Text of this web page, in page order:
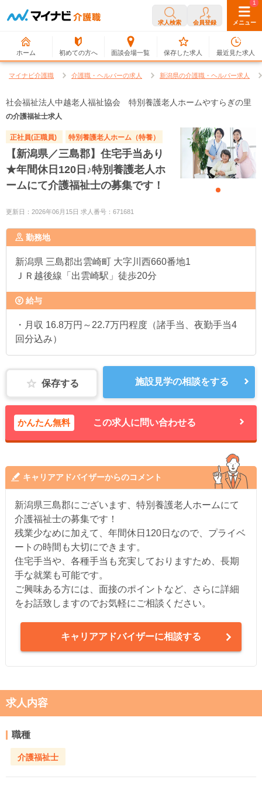
求人検索 会員登録 メニュー
ホーム 初めての方へ 面談会場一覧
0
保存した求人
1
最近見た求人
マイナビ介護職 介護職・ヘルパーの求人 新潟県の介護職・ヘルパー求人
社会福祉法人中越老人福祉協会 特別養護老人ホームやすらぎの里
の介護福祉士求人
正社員(正職員) 特別養護老人ホーム（特養）
【新潟県／三島郡】住宅手当あり
★年間休日120日♪特別養護老人ホ
ームにて介護福祉士の募集です！
更新日：2026年06月15日 求人番号：671681
勤務地
新潟県 三島郡出雲崎町 大字川西660番地1
ＪＲ越後線「出雲崎駅」徒歩20分
給与
・月収 16.8万円～22.7万円程度（諸手当、夜勤手当4
回分込み）
保存する 施設見学の相談をする
かんたん無料 この求人に問い合わせる
キャリアアドバイザーからのコメント
新潟県三島郡にございます、特別養護老人ホームにて
介護福祉士の募集です！
残業少なめに加えて、年間休日120日なので、プライベ
ートの時間も大切にできます。
住宅手当や、各種手当も充実しておりますため、長期
手な就業も可能です。
ご興味ある方には、面接のポイントなど、さらに詳細
をお話致しますのでお気軽にご相談ください。
キャリアアドバイザーに相談する
求人内容
職種
介護福祉士